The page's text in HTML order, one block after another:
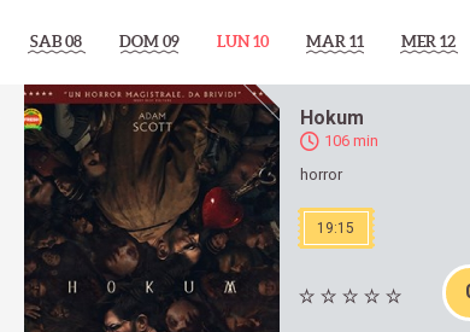
SAB 08 DOM 09 LUN 10 MAR 11 MER 12
Hokum
106 min
horror
19:15